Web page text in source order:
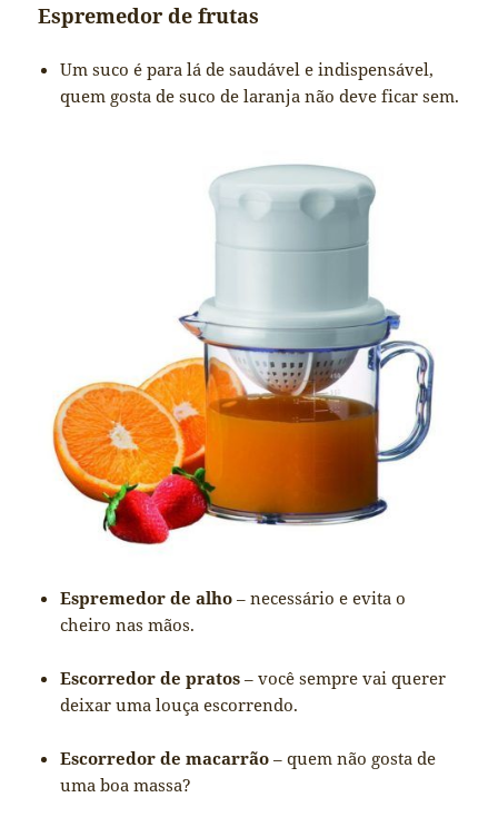
Espremedor de frutas
Um suco é para lá de saudável e indispensável,
quem gosta de suco de laranja não deve ficar sem.
Espremedor de alho – necessário e evita o
cheiro nas mãos.
Escorredor de pratos – você sempre vai querer
deixar uma louça escorrendo.
Escorredor de macarrão – quem não gosta de
uma boa massa?